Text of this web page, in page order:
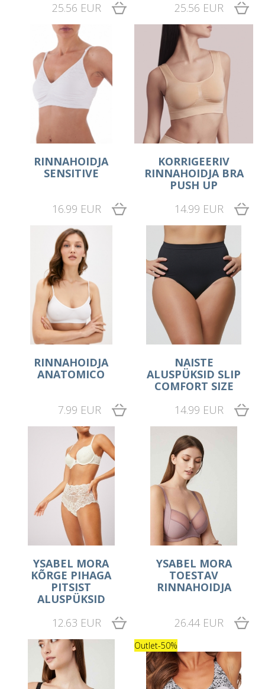
25.56 EUR
25.56 EUR
RINNAHOIDJA
SENSITIVE
16.99 EUR
KORRIGEERIV
RINNAHOIDJA BRA
PUSH UP
14.99 EUR
RINNAHOIDJA
ANATOMICO
7.99 EUR
NAISTE
ALUSPÜKSID SLIP
COMFORT SIZE
14.99 EUR
YSABEL MORA
KÕRGE PIHAGA
PITSIST
ALUSPÜKSID
12.63 EUR
YSABEL MORA
TOESTAV
RINNAHOIDJA
26.44 EUR
Outlet-50%